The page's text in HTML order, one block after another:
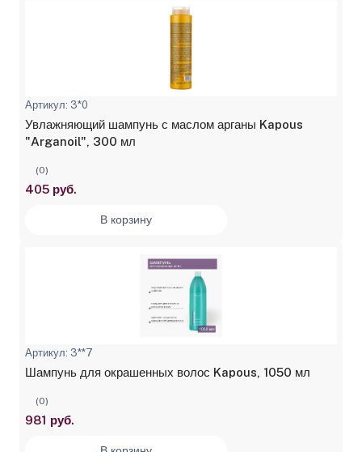
Артикул: 3*0
Увлажняющий шампунь с маслом арганы Kapous
"Arganoil", 300 мл
(0)
405 руб.
В корзину
Артикул: 3**7
Шампунь для окрашенных волос Kapous, 1050 мл
(0)
981 руб.